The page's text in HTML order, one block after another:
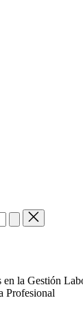
en la Gestión
Profesional